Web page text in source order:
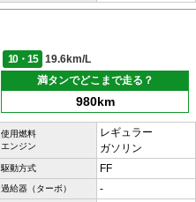
10・15
19.6km/L
満タンでどこまで走る？
980km
使用燃料
エンジン
レギュラー
ガソリン
駆動方式 FF
過給器（ターボ） -